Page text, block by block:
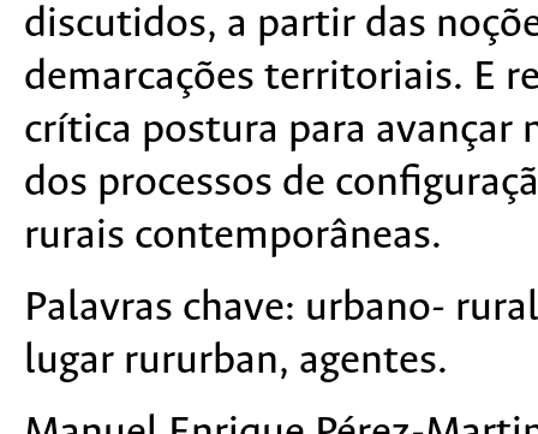
discutidos, a partir das
demarcações territoriais. E
crítica postura para avançar
dos processos de
rurais contemporâneas.
Palavras chave: urbano-
lugar rururban, agentes.